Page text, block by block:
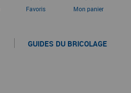
Favoris Mon panier
GUIDES DU BRICOLAGE